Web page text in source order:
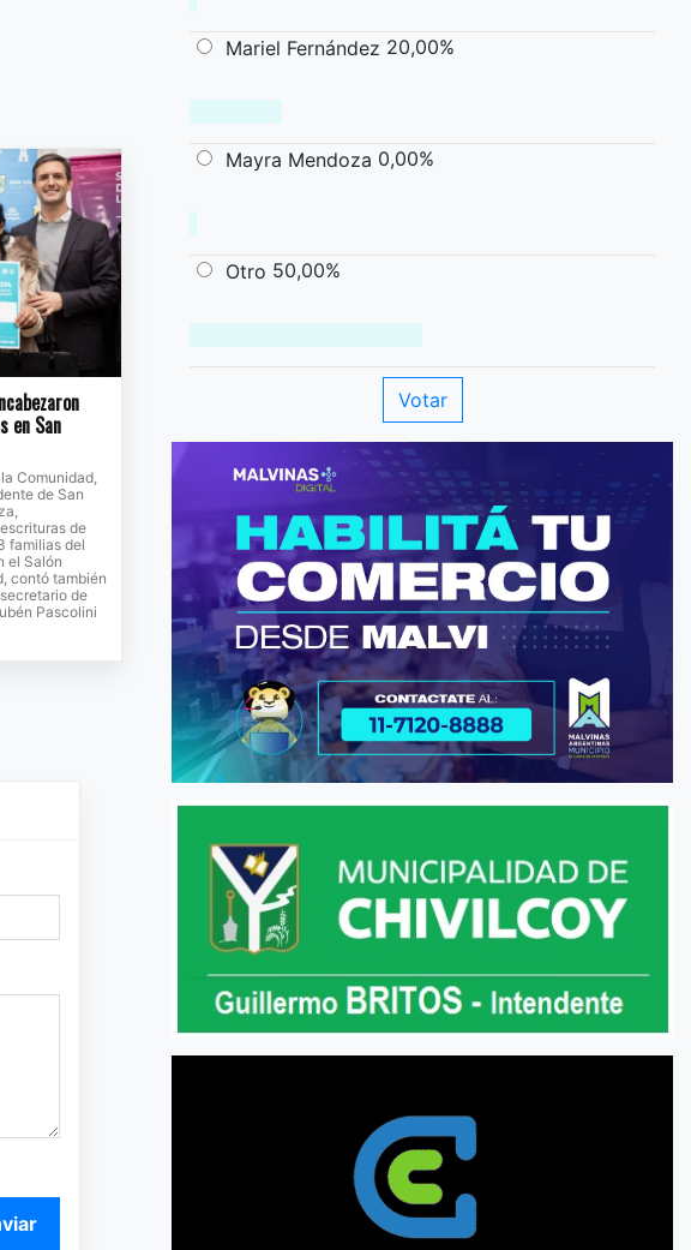
en San
Comunidad,
de San
de
familias del
el Salón
contó también
de
Pascolini
Mariel Fernández 20,00%
Mayra Mendoza 0,00%
Otro 50,00%